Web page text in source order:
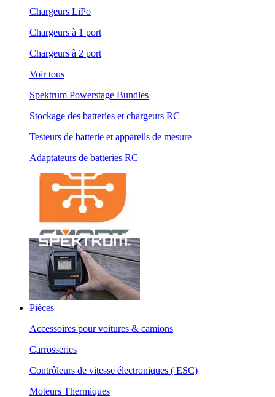
Chargeurs LiPo
Chargeurs à 1 port
Chargeurs à 2 port
Voir tous
Spektrum Powerstage Bundles
Stockage des batteries et chargeurs RC
Testeurs de batterie et appareils de mesure
Adaptateurs de batteries RC
Pièces
Accessoires pour voitures & camions
Carrosseries
Contrôleurs de vitesse électroniques ( ESC)
Moteurs Thermiques